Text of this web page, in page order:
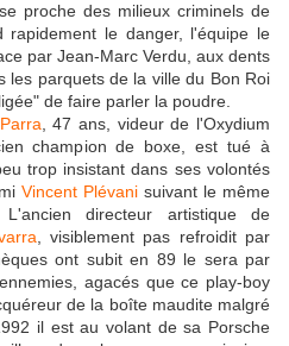
proche des milieux criminels de
rapidement le danger, l'équipe le
par Jean-Marc Verdu, aux dents
les parquets de la ville du Bon Roi
de faire parler la poudre.
, 47 ans, videur de l'Oxydium
champion de boxe, est tué à
trop insistant dans ses volontés
Vincent Plévani suivant le même
directeur artistique de
, visiblement pas refroidit par
ont subit en 89 le sera par
agacés que ce play-boy
de la boîte maudite malgré
il est au volant de sa Porsche